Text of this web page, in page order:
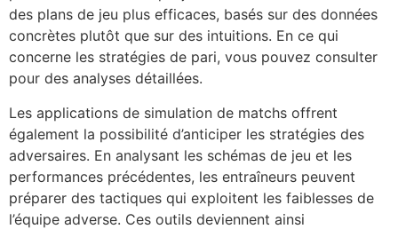
des plans de jeu plus efficaces, basés sur des données
concrètes plutôt que sur des intuitions. En ce qui
concerne les stratégies de pari, vous pouvez consulter
pour des analyses détaillées.
Les applications de simulation de matchs offrent
également la possibilité d’anticiper les stratégies des
adversaires. En analysant les schémas de jeu et les
performances précédentes, les entraîneurs peuvent
préparer des tactiques qui exploitent les faiblesses de
l’équipe adverse. Ces outils deviennent ainsi